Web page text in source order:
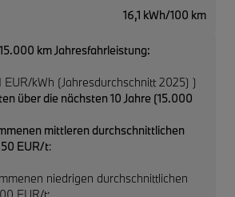
16,1 kWh/100 km
km Jahresfahrleistung:
EUR/kWh (Jahresdurchschnitt 2025) )
über die nächsten 10 Jahre (15.000
mittleren durchschnittlichen
EUR/t:
niedrigen durchschnittlichen